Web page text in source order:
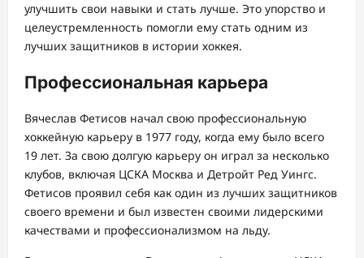
улучшить свои навыки и стать лучше. Это упорство и
целеустремленность помогли ему стать одним из
лучших защитников в истории хоккея.
Профессиональная карьера
Вячеслав Фетисов начал свою профессиональную
хоккейную карьеру в 1977 году, когда ему было всего
19 лет. За свою долгую карьеру он играл за несколько
клубов, включая ЦСКА Москва и Детройт Ред Уингс.
Фетисов проявил себя как один из лучших защитников
своего времени и был известен своими лидерскими
качествами и профессионализмом на льду.